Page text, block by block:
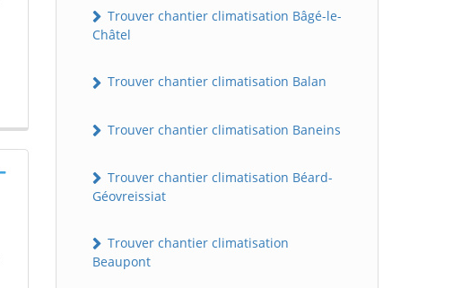
Trouver chantier climatisation Bâgé-le-
Châtel
Trouver chantier climatisation Balan
Trouver chantier climatisation Baneins
Trouver chantier climatisation Béard-
Géovreissiat
Trouver chantier climatisation
Beaupont